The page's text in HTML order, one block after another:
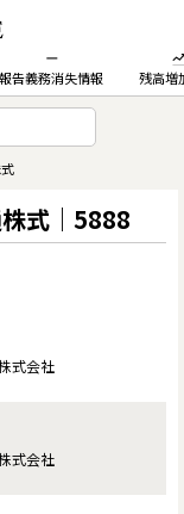
報告義務消失情報 残高増
式｜5888
式会社
式会社